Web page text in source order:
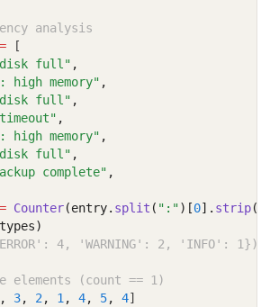
analysis
= [
disk full" ,
high memory" ,
disk full" ,
timeout" ,
high memory" ,
disk full" ,
complete" ,
= Counter(entry. split ( ":")[0]. strip()
4, 'WARNING': 2, 'INFO': 1})
elements (count == 1)
, 3, 2 , 1 , 4, 5, 4]